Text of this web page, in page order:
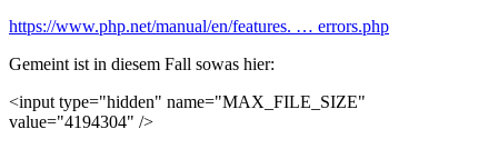
https://www.php.net/manual/en/features. … errors.php
Gemeint ist in diesem Fall sowas hier:
<input type="hidden" name="MAX_FILE_SIZE"
value="4194304" />